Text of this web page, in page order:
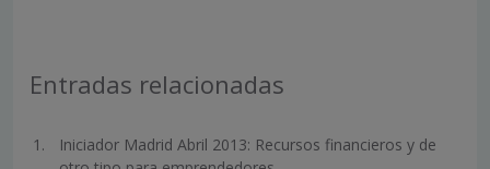
Entradas relacionadas
Iniciador Madrid Abril 2013: Recursos financieros y de